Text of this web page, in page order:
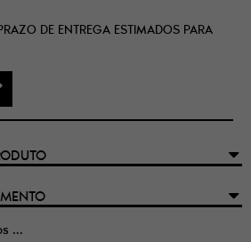
DE ENTREGA ESTIMADOS PARA
...